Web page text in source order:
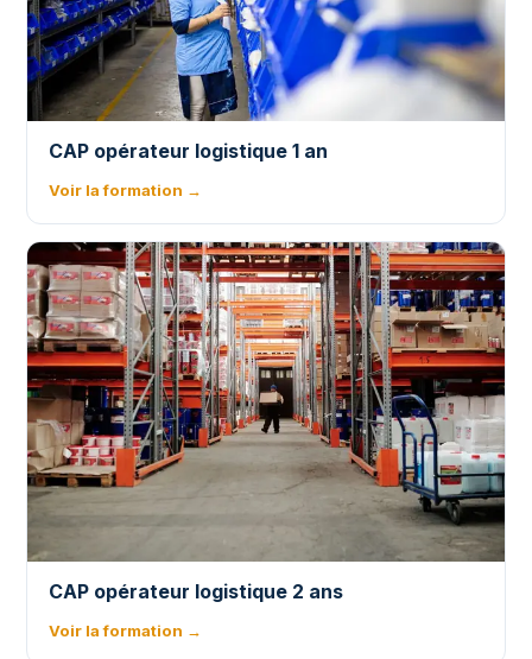
CAP opérateur logistique 1 an
Voir la formation →
CAP opérateur logistique 2 ans
Voir la formation →